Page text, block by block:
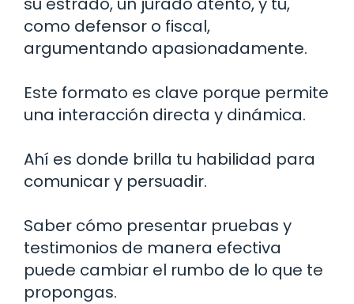
como defensor o fiscal,
argumentando apasionadamente.
Este formato es clave porque permite
una interacción directa y dinámica.
Ahí es donde brilla tu habilidad para
comunicar y persuadir.
Saber cómo presentar pruebas y
testimonios de manera efectiva
puede cambiar el rumbo de lo que te
propongas.